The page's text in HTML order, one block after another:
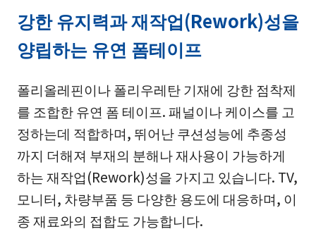
강한 유지력과 재작업(Rework)성을
양립하는 유연 폼테이프
폴리올레핀이나 폴리우레탄 기재에 강한 점착제
를 조합한 유연 폼 테이프. 패널이나 케이스를 고
정하는데 적합하며, 뛰어난 쿠션성능에 추종성
까지 더해져 부재의 분해나 재사용이 가능하게
하는 재작업(Rework)성을 가지고 있습니다. TV,
모니터, 차량부품 등 다양한 용도에 대응하며, 이
종 재료와의 접합도 가능합니다.